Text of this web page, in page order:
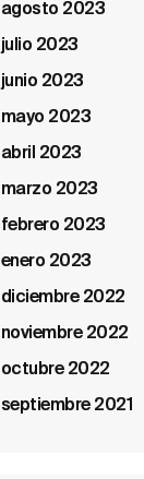
agosto 2023
julio 2023
junio 2023
mayo 2023
abril 2023
marzo 2023
febrero 2023
enero 2023
diciembre 2022
noviembre 2022
octubre 2022
septiembre 2021